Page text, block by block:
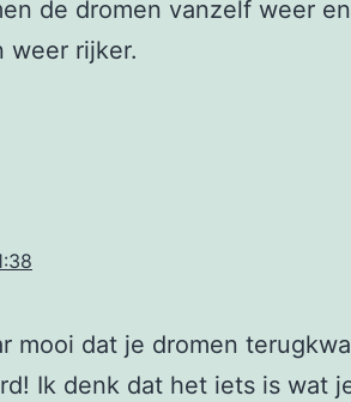
de dromen vanzelf weer en
weer rijker.
mooi dat je dromen
Ik denk dat het iets is wat